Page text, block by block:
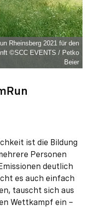
Rheinsberg 2021 für den
©SCC EVENTS / Petko
Beier
ist die Bildung
Personen
deutlich
es auch einfach
tauscht sich aus
Wettkampf ein –